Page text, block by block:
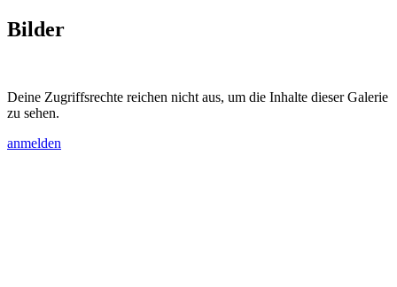
Bilder
Deine Zugriffsrechte reichen nicht aus, um die Inhalte dieser Galerie
zu sehen.
anmelden